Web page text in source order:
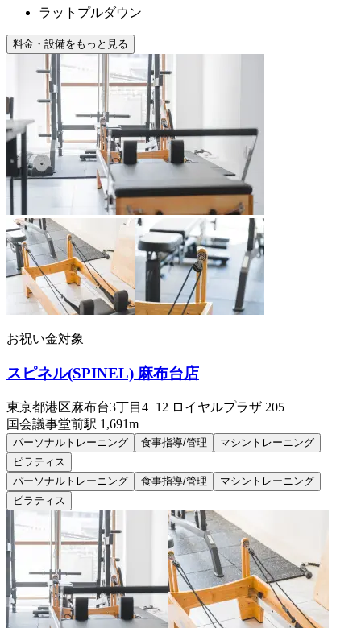
ラットプルダウン
料金・設備をもっと見る
お祝い金対象
スピネル(SPINEL) 麻布台店
東京都港区麻布台3丁目4−12 ロイヤルプラザ 205
国会議事堂前駅 1,691m
パーソナルトレーニング 食事指導/管理
マシントレーニング
ピラティス
パーソナルトレーニング
食事指導/管理
マシントレーニング
ピラティス